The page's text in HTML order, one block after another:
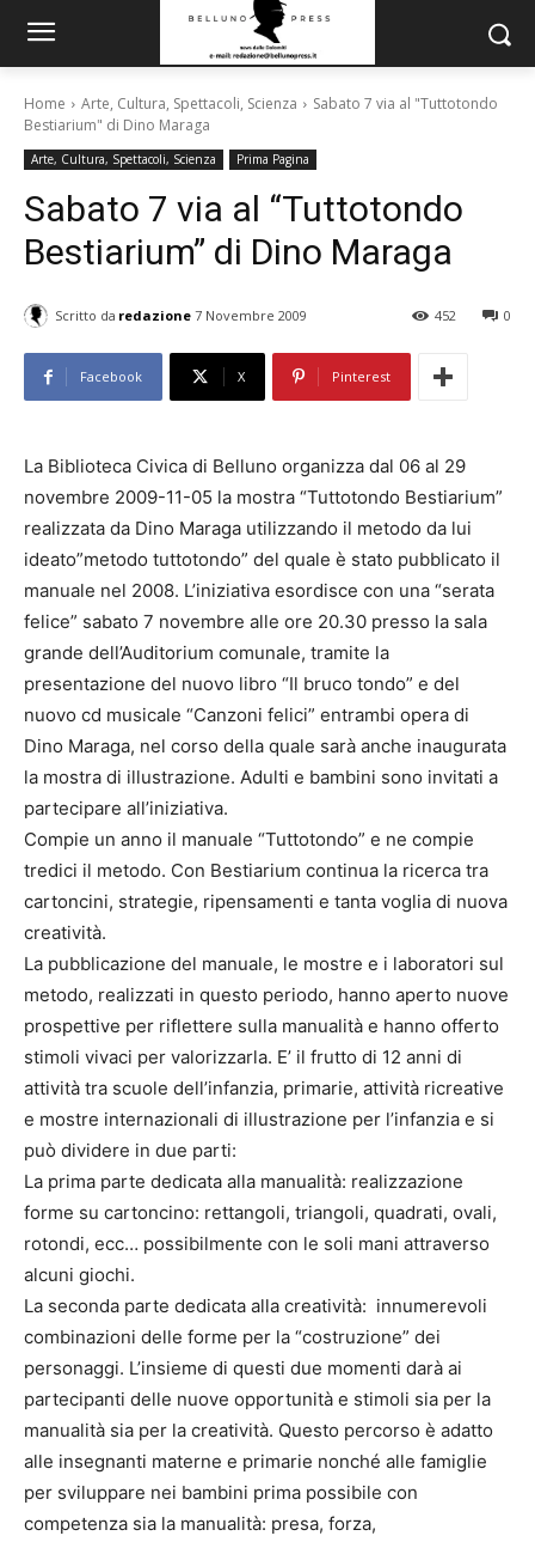
Home Arte, Cultura, Spettacoli, Scienza
Sabato 7 via al "Tuttotondo
Bestiarium" di Dino Maraga
Arte, Cultura, Spettacoli, Scienza Prima Pagina
Sabato 7 via al “Tuttotondo
Bestiarium” di Dino Maraga
Scritto da redazione 7 Novembre 2009 0
452
Facebook X Pinterest
La Biblioteca Civica di Belluno organizza dal 06 al 29
novembre 2009-11-05 la mostra “Tuttotondo Bestiarium”
realizzata da Dino Maraga utilizzando il metodo da lui
ideato”metodo tuttotondo” del quale è stato pubblicato il
manuale nel 2008. L’iniziativa esordisce con una “serata
felice” sabato 7 novembre alle ore 20.30 presso la sala
grande dell’Auditorium comunale, tramite la
presentazione del nuovo libro “Il bruco tondo” e del
nuovo cd musicale “Canzoni felici” entrambi opera di
Dino Maraga, nel corso della quale sarà anche inaugurata
la mostra di illustrazione. Adulti e bambini sono invitati a
partecipare all’iniziativa.
Compie un anno il manuale “Tuttotondo” e ne compie
tredici il metodo. Con Bestiarium continua la ricerca tra
cartoncini, strategie, ripensamenti e tanta voglia di nuova
creatività.
La pubblicazione del manuale, le mostre e i laboratori sul
metodo, realizzati in questo periodo, hanno aperto nuove
prospettive per riflettere sulla manualità e hanno offerto
stimoli vivaci per valorizzarla. E’ il frutto di 12 anni di
attività tra scuole dell’infanzia, primarie, attività ricreative
e mostre internazionali di illustrazione per l’infanzia e si
può dividere in due parti:
La prima parte dedicata alla manualità: realizzazione
forme su cartoncino: rettangoli, triangoli, quadrati, ovali,
rotondi, ecc… possibilmente con le soli mani attraverso
alcuni giochi.
La seconda parte dedicata alla creatività: innumerevoli
combinazioni delle forme per la “costruzione” dei
personaggi. L’insieme di questi due momenti darà ai
partecipanti delle nuove opportunità e stimoli sia per la
manualità sia per la creatività. Questo percorso è adatto
alle insegnanti materne e primarie nonché alle famiglie
per sviluppare nei bambini prima possibile con
competenza sia la manualità: presa, forza,